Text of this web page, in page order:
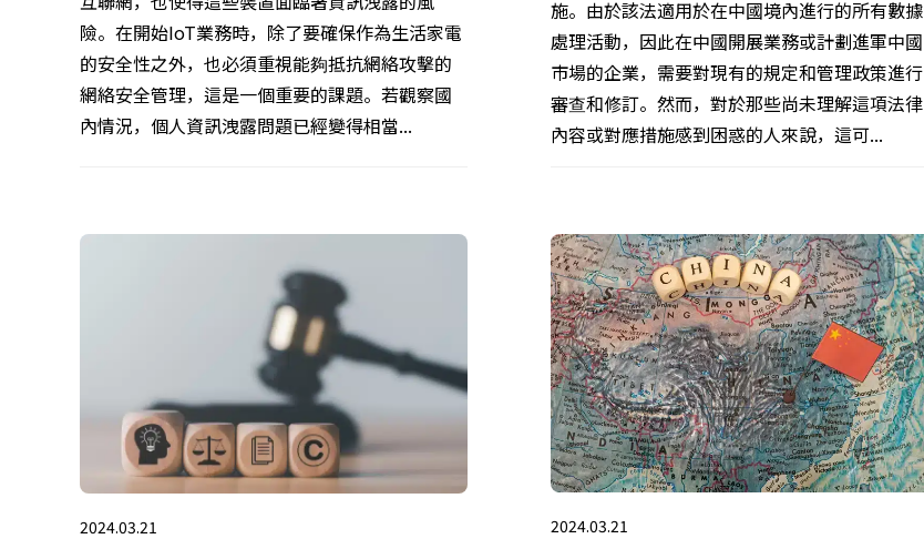
險。在開始IoT業務時，除了要確保作為生活家電
的安全性之外，也必須重視能夠抵抗網絡攻擊的
網絡安全管理，這是一個重要的課題。若觀察國
內情況，個人資訊洩露問題已經變得相當...
施。由於該法適用於在中國境內進行的所有數據
處理活動，因此在中國開展業務或計劃進軍中國
市場的企業，需要對現有的規定和管理政策進行
審查和修訂。然而，對於那些尚未理解這項法律
內容或對應措施感到困惑的人來說，這可...
2024.03.21 2024.03.21